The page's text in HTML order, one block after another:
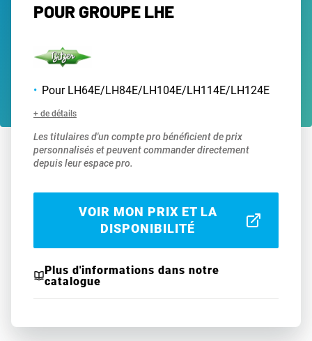
POUR GROUPE LHE
Pour LH64E/LH84E/LH104E/LH114E/LH124E
+ de détails
Les titulaires d'un compte pro bénéficient de prix
personnalisés et peuvent commander directement
depuis leur espace pro.
VOIR MON PRIX ET LA
DISPONIBILITÉ
Plus d'informations dans notre
catalogue